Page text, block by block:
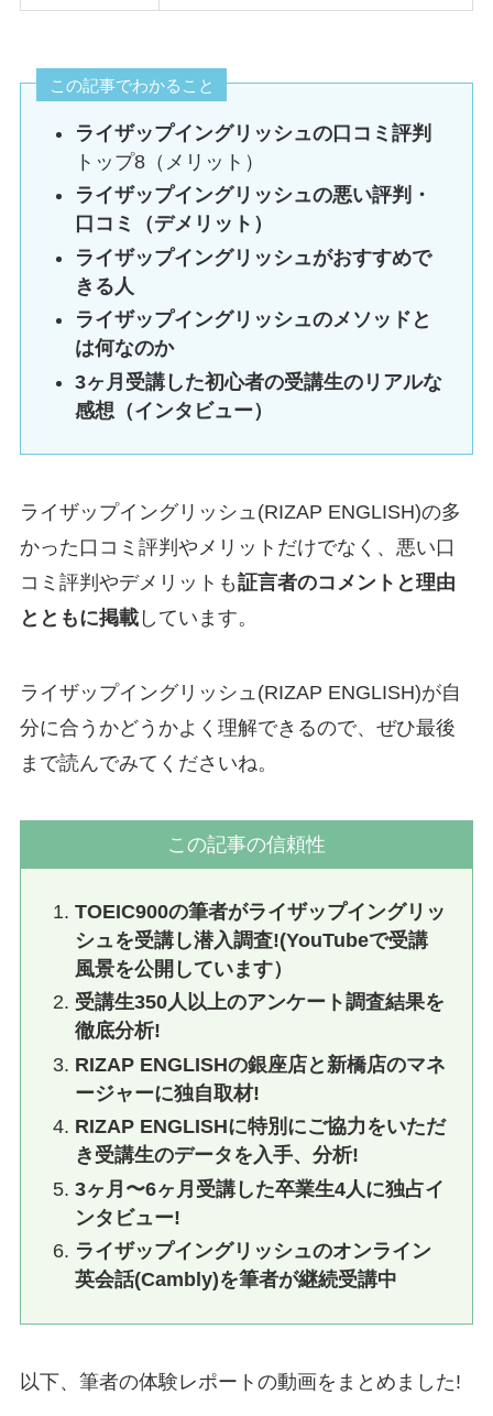
この記事でわかること
ライザップイングリッシュの口コミ評判
トップ8（メリット）
ライザップイングリッシュの悪い評判・
口コミ（デメリット）
ライザップイングリッシュがおすすめで
きる人
ライザップイングリッシュのメソッドと
は何なのか
3ヶ月受講した初心者の受講生のリアルな
感想（インタビュー）
ライザップイングリッシュ(RIZAP ENGLISH)の多
かった口コミ評判やメリットだけでなく、悪い口
コミ評判やデメリットも証言者のコメントと理由
とともに掲載しています。
ライザップイングリッシュ(RIZAP ENGLISH)が自
分に合うかどうかよく理解できるので、ぜひ最後
まで読んでみてくださいね。
この記事の信頼性
TOEIC900の筆者がライザップイングリッ
シュを受講し潜入調査!(YouTubeで受講
風景を公開しています）
受講生350人以上のアンケート調査結果を
徹底分析!
RIZAP ENGLISHの銀座店と新橋店のマネ
ージャーに独自取材!
RIZAP ENGLISHに特別にご協力をいただ
き受講生のデータを入手、分析!
3ヶ月〜6ヶ月受講した卒業生4人に独占イ
ンタビュー!
ライザップイングリッシュのオンライン
英会話(Cambly)を筆者が継続受講中
以下、筆者の体験レポートの動画をまとめました!